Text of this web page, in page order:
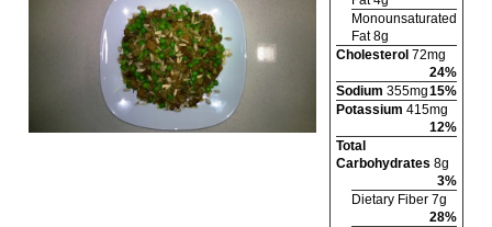
Monounsaturated
Fat 8g
Cholesterol 72mg
24%
Sodium 355mg15%
Potassium 415mg
12%
Total
Carbohydrates 8g
3%
Dietary Fiber 7g
28%